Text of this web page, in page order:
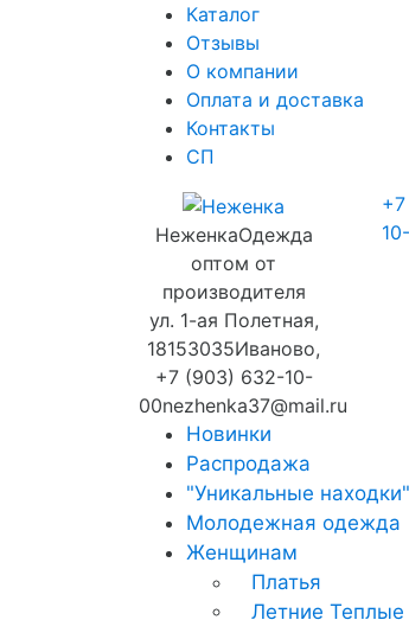
Каталог
Отзывы
О компании
Оплата и доставка
Контакты
СП
НеженкаОдежда
оптом от
производителя
ул. 1-ая Полетная,
18153035Иваново,
+7 (903) 632-10-
00nezhenka37@mail.ru
Новинки
Распродажа
"Уникальные находки"
Молодежная одежда
Женщинам
Платья
Летние Теплые